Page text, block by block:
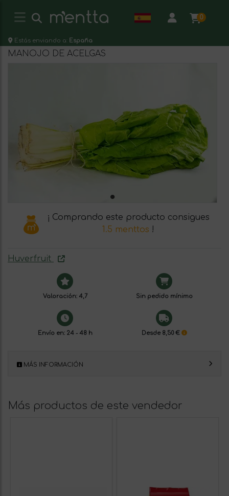
0
Estás enviando a: España
MANOJO DE ACELGAS
¡ Comprando este producto consigues
1.5 menttos !
Huverfruit
Valoración: 4,7 Sin pedido mínimo
Envío en: 24 - 48 h Desde 8,50 €
MÁS INFORMACIÓN
Más productos de este vendedor